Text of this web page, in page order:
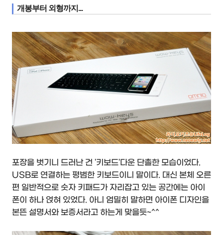
개봉부터 외형까지...
포장을 벗기니 드러난 건 '키보드'다운 단촐한 모습이었다.
USB로 연결하는 평범한 키보드이니 말이다. 대신 본체 오른
편 일반적으로 숫자 키패드가 자리잡고 있는 공간에는 아이
폰이 하나 얹혀 있었다. 아니 엄밀히 말하면 아이폰 디자인을
본뜬 설명서와 보증서라고 하는게 맞을듯~^^